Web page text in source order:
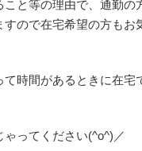
と等の理由で、通勤の
ので在宅希望の方も
時間があるときに在宅
ってください(^o^)／